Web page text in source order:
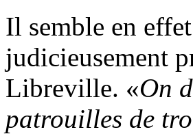
Il semble en
judicieusement
Libreville. «On
patrouilles de